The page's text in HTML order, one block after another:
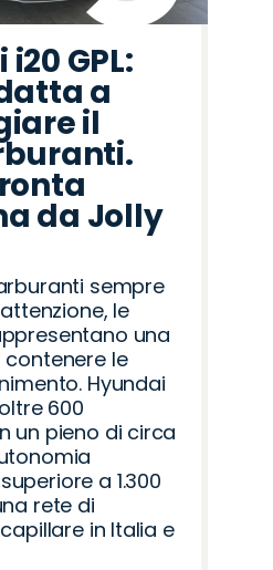
GPL:
a
il
da Jolly
sempre
le
una
contenere le
Hyundai
600
un pieno di circa
a 1.300
rete di
in Italia e